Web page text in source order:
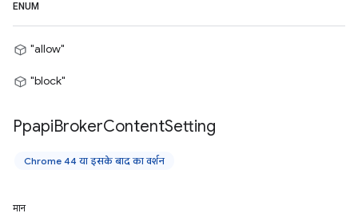
ENUM
"allow"
"block"
PpapiBrokerContentSetting
Chrome 44 या इसके बाद का वर्शन
मान